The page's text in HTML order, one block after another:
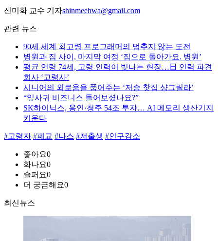
신미화 교수 기자shinmeehwa@gmail.com
관련 뉴스
90세 세계 최고령 프로그래머의 멈추지 않는 도전
병원과 집 사이, 마지막 여정 ‘집으로 돌아가요. 병원’
평균 연령 74세, 고령 인력이 빛나는 현장…日 인력 파견
회사 ‘고령사’
시니어의 외로움을 품어주는 ‘저승 찻집 샹그릴라’
“잎사귀 비즈니스 들어보셨나요?”
SK하이닉스, 용인·청주 54조 투자… AI 메모리 생산기지
키운다
#고령자 #폐교 #나스 #저출생 #인구감소
좋아요0
화나요0
슬퍼요0
더 궁금해요0
최신뉴스